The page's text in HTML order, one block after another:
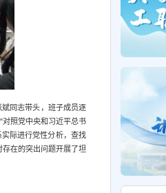
同志带头，班子成员逐
照党中央和习近平总书
际进行党性分析，查找
在的突出问题开展了坦